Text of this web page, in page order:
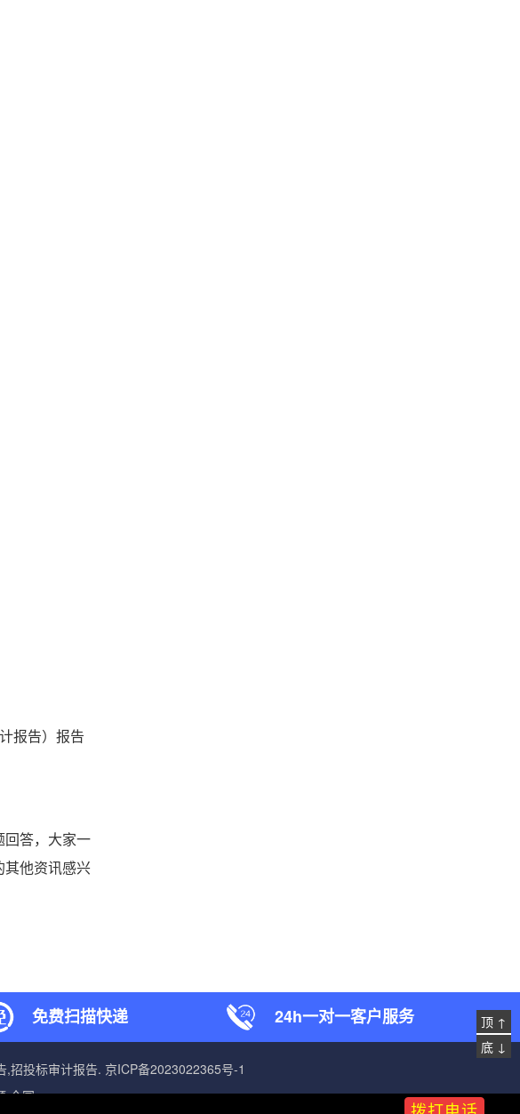
报告）报告
回答，大家一
其他资讯感兴
免费扫描快递 24h一对一客户服务
招投标审计报告. 京ICP备2023022365号-1
全国
顶 ↑
底 ↓